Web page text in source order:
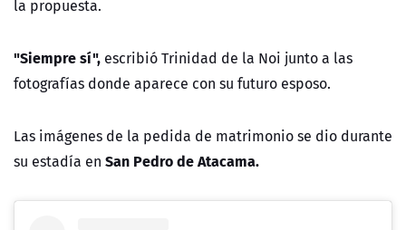
la propuesta.
"Siempre sí", escribió Trinidad de la Noi junto a las
fotografías donde aparece con su futuro esposo.
Las imágenes de la pedida de matrimonio se dio durante
su estadía en San Pedro de Atacama.